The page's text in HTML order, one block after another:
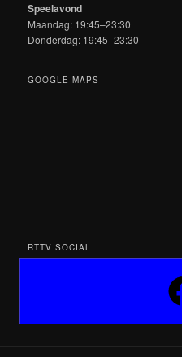
Speelavond
Maandag: 19:45–23:30
Donderdag: 19:45–23:30
GOOGLE MAPS
RTTV SOCIAL